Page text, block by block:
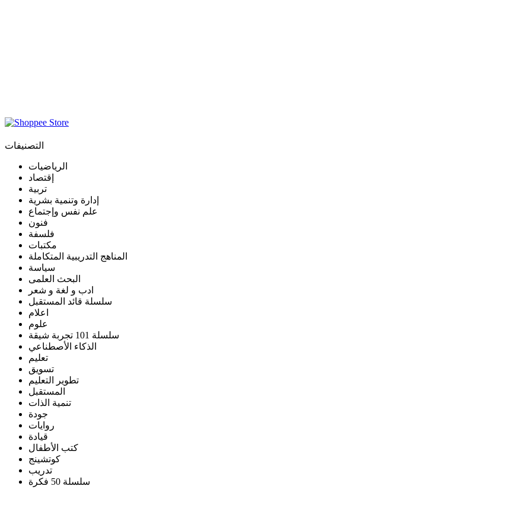
التصنيفات
الرياضيات
إقتصاد
تربية
إدارة وتنمية بشرية
علم نفس وإجتماع
فنون
فلسفة
مكتبات
المناهج التدريبية المتكاملة
سياسة
البحث العلمى
ادب و لغة و شعر
سلسلة قائد المستقبل
اعلام
علوم
سلسلة 101 تجربة شيقة
الذكاء الأصطناعي
تعليم
تسويق
تطوير التعليم
المستقبل
تنمية الذات
جودة
روايات
قيادة
كتب الأطفال
كوتشينج
تدريب
سلسلة 50 فكرة